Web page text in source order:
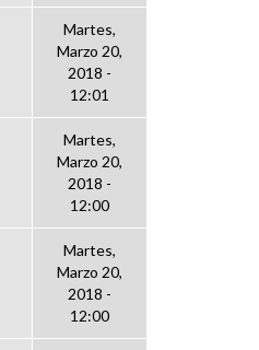
Martes,
Marzo 20,
2018 -
12:01
Martes,
Marzo 20,
2018 -
12:00
Martes,
Marzo 20,
2018 -
12:00